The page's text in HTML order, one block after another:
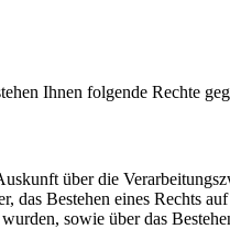
Ihnen folgende Rechte
über die
das Bestehen eines Rechts
sowie über das